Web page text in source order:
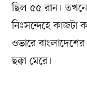
ছিল ৫৫ রান।
নিঃসন্দেহে
ওভারে
ছক্কা মেরে।